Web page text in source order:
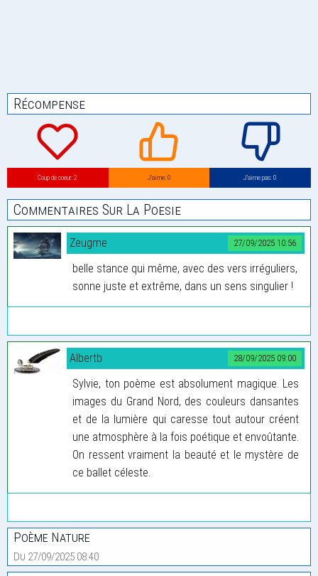
Récompense
Coup de coeur: 2 J’aime: 0 J’aime pas: 0
Commentaires Sur La Poesie
27/09/2025 10:56
Zeugme
belle stance qui même, avec des vers irréguliers,
sonne juste et extrême, dans un sens singulier !
28/09/2025 09:00
Albertb
Sylvie, ton poème est absolument magique. Les
images du Grand Nord, des couleurs dansantes
et de la lumière qui caresse tout autour créent
une atmosphère à la fois poétique et envoûtante.
On ressent vraiment la beauté et le mystère de
ce ballet céleste.
Poème Nature
Du 27/09/2025 08:40